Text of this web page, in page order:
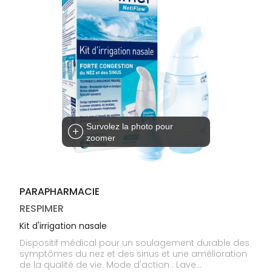
Corps
Homme
Solaire
Visage
Survolez la photo pour
zoomer
PARAPHARMACIE
RESPIMER
Kit d'irrigation nasale
Dispositif médical pour un soulagement durable des
symptômes du nez et des sinus et une amélioration
de la qualité de vie. Mode d'action : Lave